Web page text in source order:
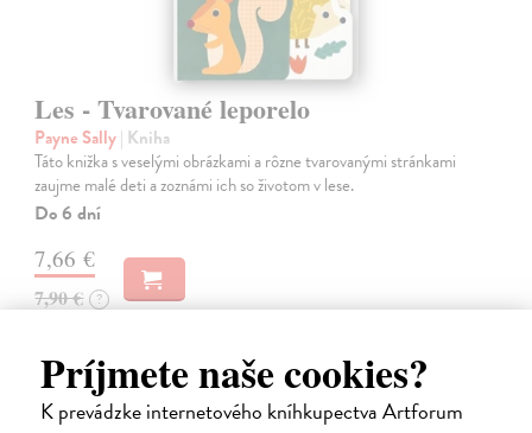
Príjmete naše cookies?
K prevádzke internetového kníhkupectva Artforum
Les - Tvarované leporelo
Payne Sally| Kniha
Táto knižka s veselými obrázkami a rôzne tvarovanými stránkami
zaujme malé deti a zoznámi ich so životom v lese.
Do 6 dní
7,66 €
7,90 € ?